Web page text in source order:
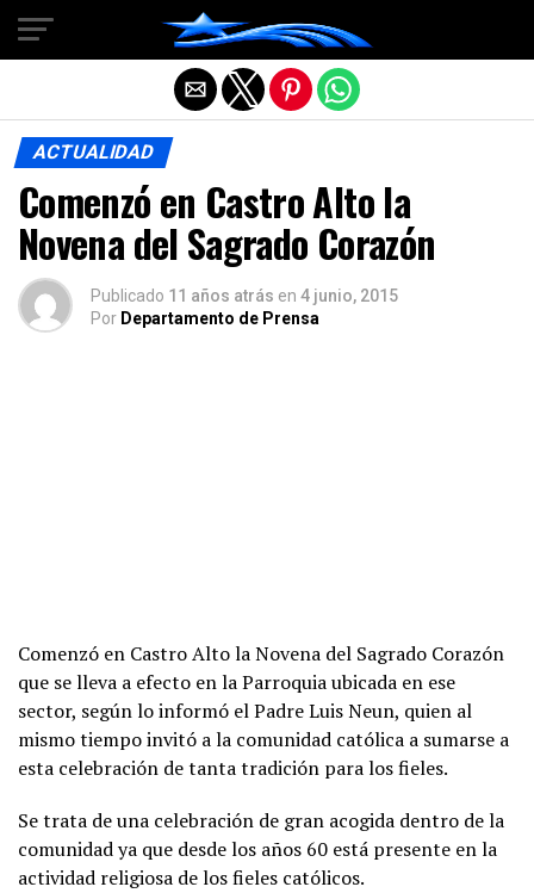
ACTUALIDAD
Comenzó en Castro Alto la
Novena del Sagrado Corazón
Publicado 11 años atrás en 4 junio, 2015
Por Departamento de Prensa
Comenzó en Castro Alto la Novena del Sagrado Corazón
que se lleva a efecto en la Parroquia ubicada en ese
sector, según lo informó el Padre Luis Neun, quien al
mismo tiempo invitó a la comunidad católica a sumarse a
esta celebración de tanta tradición para los fieles.
Se trata de una celebración de gran acogida dentro de la
comunidad ya que desde los años 60 está presente en la
actividad religiosa de los fieles católicos.
Salir de la versión móvil